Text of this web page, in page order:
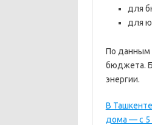
для
для
По данным
бюджета.
энергии.
В
дома — с 5